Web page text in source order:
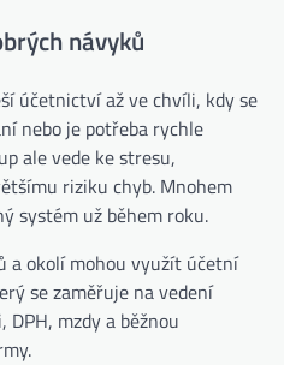
návyků
účetnictví až ve chvíli, kdy se
nebo je potřeba rychle
ale vede ke stresu,
riziku chyb. Mnohem
systém už během roku.
a okolí mohou využít účetní
se zaměřuje na vedení
mzdy a běžnou